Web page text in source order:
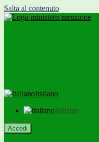
Salta al contenuto
Italiano
Italiano
Accedi